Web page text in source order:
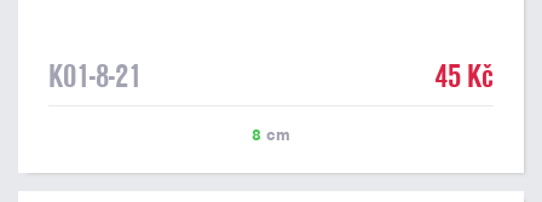
K01-8-21 45 Kč
8 cm